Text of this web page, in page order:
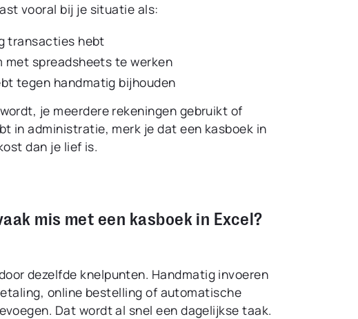
vooral bij je situatie als:
transacties hebt
met spreadsheets te werken
tegen handmatig bijhouden
je meerdere rekeningen gebruikt of
in administratie, merk je dat een kasboek in
dan je lief is.
mis met een kasboek in Excel?
dezelfde knelpunten. Handmatig invoeren
online bestelling of automatische
Dat wordt al snel een dagelijkse taak.